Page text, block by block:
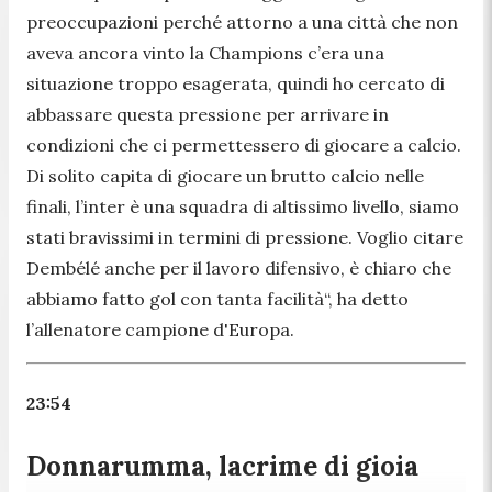
preoccupazioni perché attorno a una città che non
aveva ancora vinto la Champions c’era una
situazione troppo esagerata, quindi ho cercato di
abbassare questa pressione per arrivare in
condizioni che ci permettessero di giocare a calcio.
Di solito capita di giocare un brutto calcio nelle
finali, l’inter è una squadra di altissimo livello, siamo
stati bravissimi in termini di pressione. Voglio citare
Dembélé anche per il lavoro difensivo, è chiaro che
abbiamo fatto gol con tanta facilità“, ha detto
l’allenatore campione d'Europa.
23:54
Donnarumma, lacrime di gioia